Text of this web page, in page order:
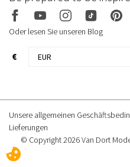
Oder lesen Sie unseren Blog
€
Unsere allgemeinen
Lieferungen
© Copyright 2026 Van Dort